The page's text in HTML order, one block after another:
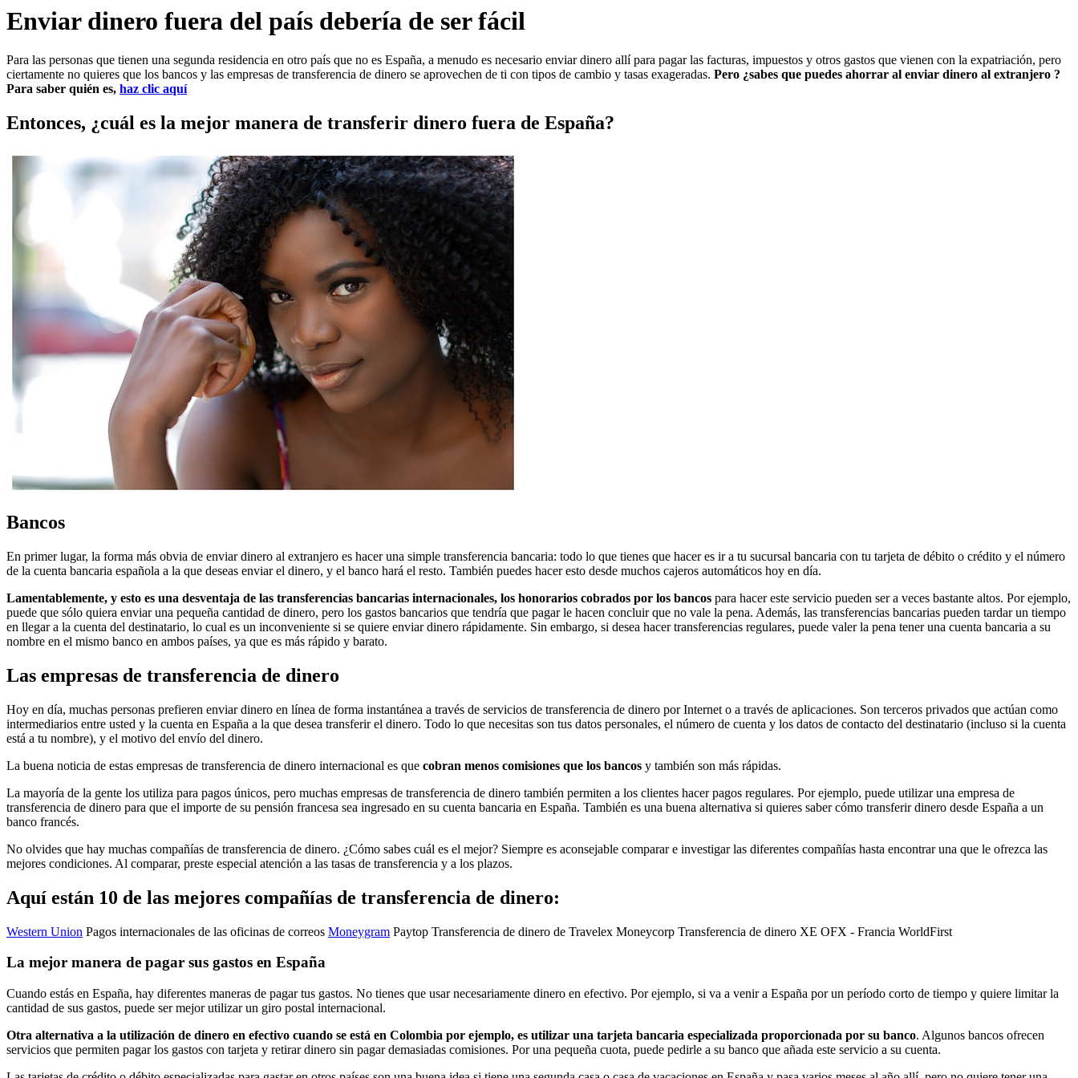
Enviar dinero fuera del país debería de ser fácil
Para las personas que tienen una segunda residencia en otro país que no es España, a menudo es necesario enviar dinero allí para pagar las facturas, impuestos y otros gastos que vienen con la expatriación, pero
ciertamente no quieres que los bancos y las empresas de transferencia de dinero se aprovechen de ti con tipos de cambio y tasas exageradas. Pero ¿sabes que puedes ahorrar al enviar dinero al extranjero ?
Para saber quién es, haz clic aquí
Entonces, ¿cuál es la mejor manera de transferir dinero fuera de España?
Bancos
En primer lugar, la forma más obvia de enviar dinero al extranjero es hacer una simple transferencia bancaria: todo lo que tienes que hacer es ir a tu sucursal bancaria con tu tarjeta de débito o crédito y el número
de la cuenta bancaria española a la que deseas enviar el dinero, y el banco hará el resto. También puedes hacer esto desde muchos cajeros automáticos hoy en día.
Lamentablemente, y esto es una desventaja de las transferencias bancarias internacionales, los honorarios cobrados por los bancos para hacer este servicio pueden ser a veces bastante altos. Por ejemplo,
puede que sólo quiera enviar una pequeña cantidad de dinero, pero los gastos bancarios que tendría que pagar le hacen concluir que no vale la pena. Además, las transferencias bancarias pueden tardar un tiempo
en llegar a la cuenta del destinatario, lo cual es un inconveniente si se quiere enviar dinero rápidamente. Sin embargo, si desea hacer transferencias regulares, puede valer la pena tener una cuenta bancaria a su
nombre en el mismo banco en ambos países, ya que es más rápido y barato.
Las empresas de transferencia de dinero
Hoy en día, muchas personas prefieren enviar dinero en línea de forma instantánea a través de servicios de transferencia de dinero por Internet o a través de aplicaciones. Son terceros privados que actúan como
intermediarios entre usted y la cuenta en España a la que desea transferir el dinero. Todo lo que necesitas son tus datos personales, el número de cuenta y los datos de contacto del destinatario (incluso si la cuenta
está a tu nombre), y el motivo del envío del dinero.
La buena noticia de estas empresas de transferencia de dinero internacional es que cobran menos comisiones que los bancos y también son más rápidas.
La mayoría de la gente los utiliza para pagos únicos, pero muchas empresas de transferencia de dinero también permiten a los clientes hacer pagos regulares. Por ejemplo, puede utilizar una empresa de
transferencia de dinero para que el importe de su pensión francesa sea ingresado en su cuenta bancaria en España. También es una buena alternativa si quieres saber cómo transferir dinero desde España a un
banco francés.
No olvides que hay muchas compañías de transferencia de dinero. ¿Cómo sabes cuál es el mejor? Siempre es aconsejable comparar e investigar las diferentes compañías hasta encontrar una que le ofrezca las
mejores condiciones. Al comparar, preste especial atención a las tasas de transferencia y a los plazos.
Aquí están 10 de las mejores compañías de transferencia de dinero:
Western Union Pagos internacionales de las oficinas de correos Moneygram Paytop Transferencia de dinero de Travelex Moneycorp Transferencia de dinero XE OFX - Francia WorldFirst
La mejor manera de pagar sus gastos en España
Cuando estás en España, hay diferentes maneras de pagar tus gastos. No tienes que usar necesariamente dinero en efectivo. Por ejemplo, si va a venir a España por un período corto de tiempo y quiere limitar la
cantidad de sus gastos, puede ser mejor utilizar un giro postal internacional.
Otra alternativa a la utilización de dinero en efectivo cuando se está en Colombia por ejemplo, es utilizar una tarjeta bancaria especializada proporcionada por su banco. Algunos bancos ofrecen
servicios que permiten pagar los gastos con tarjeta y retirar dinero sin pagar demasiadas comisiones. Por una pequeña cuota, puede pedirle a su banco que añada este servicio a su cuenta.